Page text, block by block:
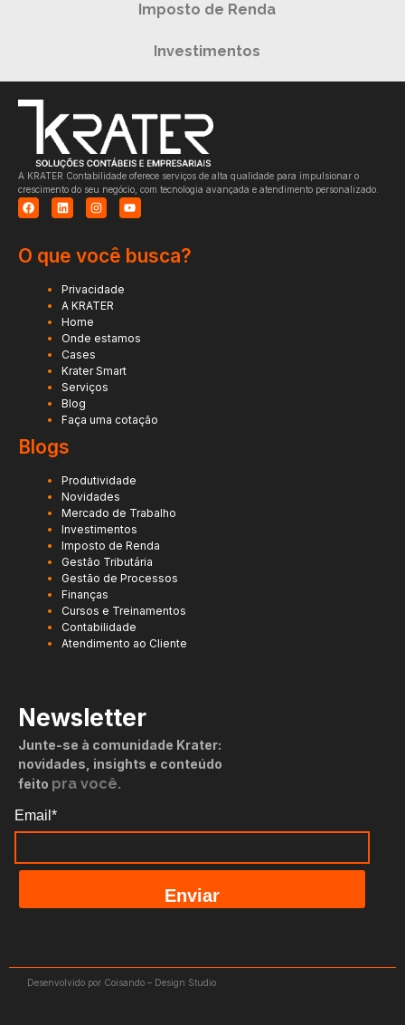
Imposto de Renda
Investimentos
A KRATER Contabilidade oferece serviços de alta qualidade para impulsionar o
crescimento do seu negócio, com tecnologia avançada e atendimento personalizado.
O que você busca?
Privacidade
A KRATER
Home
Onde estamos
Cases
Krater Smart
Serviços
Blog
Faça uma cotação
Blogs
Produtividade
Novidades
Mercado de Trabalho
Investimentos
Imposto de Renda
Gestão Tributária
Gestão de Processos
Finanças
Cursos e Treinamentos
Contabilidade
Atendimento ao Cliente
Newsletter
Junte-se à comunidade Krater:
novidades, insights e conteúdo
feito pra você.
Email*
Enviar
Desenvolvido por Coisando – Design Studio